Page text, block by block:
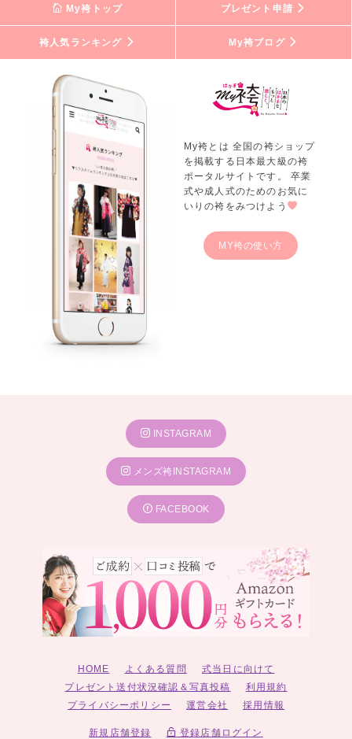
My袴トップ プレゼント申請
袴人気ランキング My袴ブログ
My袴とは 全国の袴ショップ
を掲載する日本最大級の袴
ポータルサイトです。 卒業
式や成人式のためのお気に
いりの袴をみつけよう
MY袴の使い方
INSTAGRAM
メンズ袴INSTAGRAM
FACEBOOK
HOME よくある質問
式当日に向けて
プレゼント送付状況確認＆写真投稿
利用規約
プライバシーポリシー
運営会社 採用情報
新規店舗登録 登録店舗ログイン